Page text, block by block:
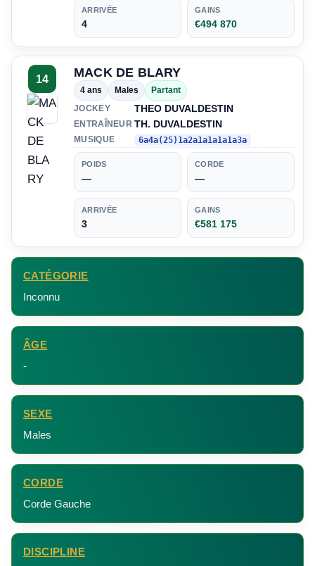
ARRIVÉE
4
GAINS
€494 870
14 MACK DE BLARY
4 ans Males
Partant
JOCKEY
THEO DUVALDESTIN
ENTRAÎNEUR TH. DUVALDESTIN
MUSIQUE 6a4a(25)1a2a1a1a1a1a3a
POIDS
—
CORDE
—
ARRIVÉE
3
GAINS
€581 175
CATÉGORIE
Inconnu
ÂGE
-
SEXE
Males
CORDE
Corde Gauche
DISCIPLINE